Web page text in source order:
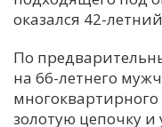
М
Н
оказался 42-
По
на 66-летнего
золотую цепочку